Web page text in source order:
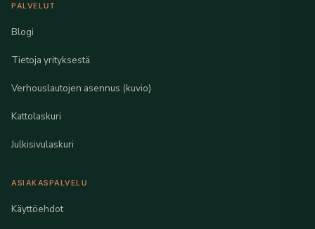
PALVELUT
Blogi
Tietoja yrityksestä
Verhouslautojen asennus (kuvio)
Kattolaskuri
Julkisivulaskuri
ASIAKASPALVELU
Käyttöehdot